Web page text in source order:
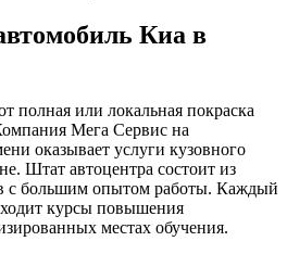
Киа в
полная или локальная покраска
Мега Сервис на
оказывает услуги кузовного
Штат автоцентра состоит из
с большим опытом работы. Каждый
курсы повышения
местах обучения.